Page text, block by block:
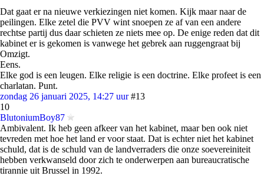
Dat gaat er na nieuwe verkiezingen niet komen. Kijk maar naar de
peilingen. Elke zetel die PVV wint snoepen ze af van een andere
rechtse partij dus daar schieten ze niets mee op. De enige reden dat dit
kabinet er is gekomen is vanwege het gebrek aan ruggengraat bij
Omzigt.
Eens.
Elke god is een leugen. Elke religie is een doctrine. Elke profeet is een
charlatan. Punt.
zondag 26 januari 2025, 14:27 uur #13
10
BlutoniumBoy87
Ambivalent. Ik heb geen afkeer van het kabinet, maar ben ook niet
tevreden met hoe het land er voor staat. Dat is echter niet het kabinet
schuld, dat is de schuld van de landverraders die onze soevereiniteit
hebben verkwanseld door zich te onderwerpen aan bureaucratische
tirannie uit Brussel in 1992.